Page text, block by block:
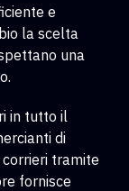
e
la scelta
una
in tutto il
di
tramite
fornisce